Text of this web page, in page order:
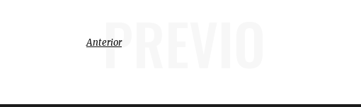
PREVIO
Anterior